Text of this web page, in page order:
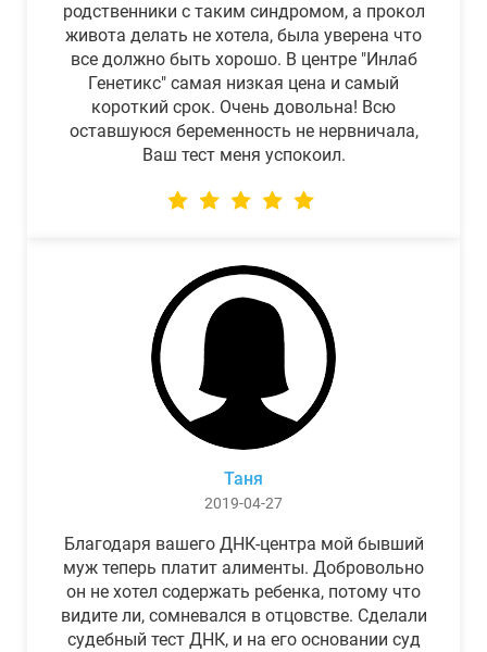
родственники с таким синдромом, а прокол
живота делать не хотела, была уверена что
все должно быть хорошо. В центре "Инлаб
Генетикс" самая низкая цена и самый
короткий срок. Очень довольна! Всю
оставшуюся беременность не нервничала,
Ваш тест меня успокоил.
Таня
2019-04-27
Благодаря вашего ДНК-центра мой бывший
муж теперь платит алименты. Добровольно
он не хотел содержать ребенка, потому что
видите ли, сомневался в отцовстве. Сделали
судебный тест ДНК, и на его основании суд